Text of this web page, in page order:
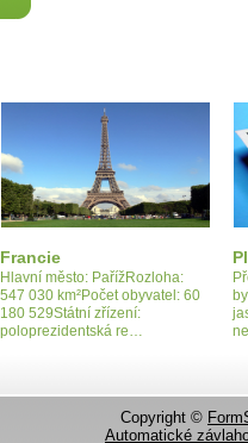
Francie
Hlavní město: PařížRozloha:
547 030 km²Počet obyvatel: 60
180 529Státní zřízení:
poloprezidentská re…
Copyright ©
Automatické